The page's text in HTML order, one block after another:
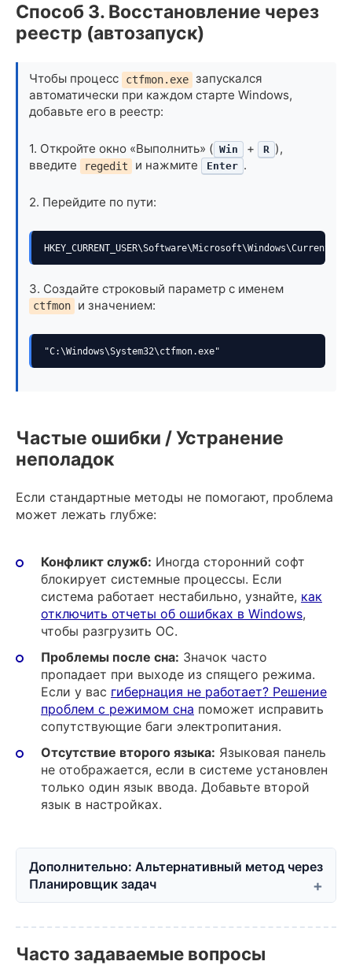
Способ 3. Восстановление через
реестр (автозапуск)
Чтобы процесс ctfmon.exe запускался
автоматически при каждом старте Windows,
добавьте его в реестр:
1. Откройте окно «Выполнить» ( Win + R ),
введите
regedit и нажмите Enter .
2. Перейдите по пути:
3. Создайте строковый параметр с именем
ctfmon и значением:
"C:\Windows\System32\ctfmon.exe"
Частые ошибки / Устранение
неполадок
Если стандартные методы не помогают, проблема
может лежать глубже:
Конфликт служб: Иногда сторонний софт
блокирует системные процессы. Если
система работает нестабильно, узнайте, как
отключить отчеты об ошибках в Windows,
чтобы разгрузить ОС.
Проблемы после сна: Значок часто
пропадает при выходе из спящего режима.
Если у вас гибернация не работает? Решение
проблем с режимом сна поможет исправить
сопутствующие баги электропитания.
Отсутствие второго языка: Языковая панель
не отображается, если в системе установлен
только один язык ввода. Добавьте второй
язык в настройках.
Дополнительно: Альтернативный метод через
Планировщик задач
Часто задаваемые вопросы